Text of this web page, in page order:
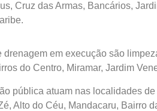
Cruz das Armas, Bancários,
drenagem em execução são
do Centro, Miramar, Jardim
pública atuam nas localidades
Alto do Céu, Mandacaru, Bairro